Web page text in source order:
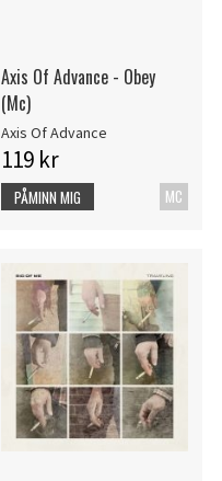
Axis Of Advance - Obey
(Mc)
Axis Of Advance
119 kr
MC
PÅMINN MIG